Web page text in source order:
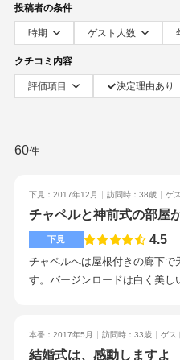
投稿者の条件
時期 ゲスト人数
クチコミ内容
評価項目 決定理由あり
60件
下見：2017年12月 訪問時：38歳 ゲ
チャペルと神前式の部屋
下見 4.5
チャペルへは屋根付きの廊下で
す。バージンロードは白く美し
く、近くの日高神社から魂入れ
には(神様の上にはと言う意味
本番：2017年5月 訪問時：33歳 ゲス
結婚式は、感動しますよ